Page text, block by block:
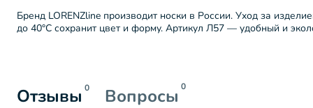
Бренд LORENZline производит носки в России. Уход за
до 40°C сохранит цвет и форму. Артикул Л57 — удобный и
Отзывы 0 Вопросы 0